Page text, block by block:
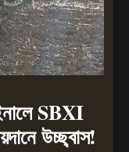
SBXI
উচ্ছ্বাস!